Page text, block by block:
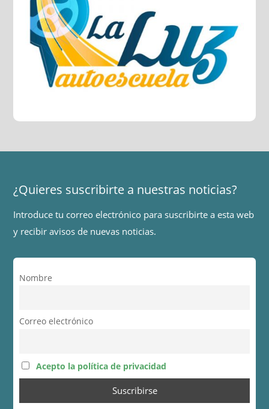
¿Quieres suscribirte a nuestras noticias?
Introduce tu correo electrónico para suscribirte a esta web
y recibir avisos de nuevas noticias.
Nombre
Correo electrónico
Acepto la política de privacidad